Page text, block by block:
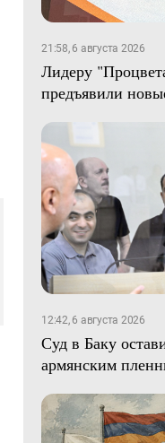
21:58, 6 августа 2026
Лидеру
предъявили
12:42, 6 августа 2026
Суд в Баку
армянским